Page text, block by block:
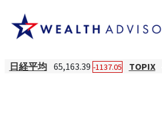
日経平均 65,163.39 -1137.05 TOPIX